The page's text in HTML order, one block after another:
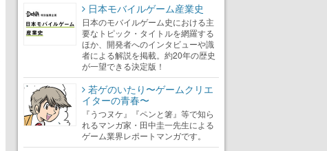
日本モバイルゲーム産業史
日本のモバイルゲーム史における主
要なトピック・タイトルを網羅する
ほか、開発者へのインタビューや識
者による解説を掲載。約20年の歴史
が一望できる決定版！
若ゲのいたり〜ゲームクリエ
イターの青春〜
『うつヌケ』『ペンと箸』等で知ら
れるマンガ家・田中圭一先生による
ゲーム業界レポートマンガです。